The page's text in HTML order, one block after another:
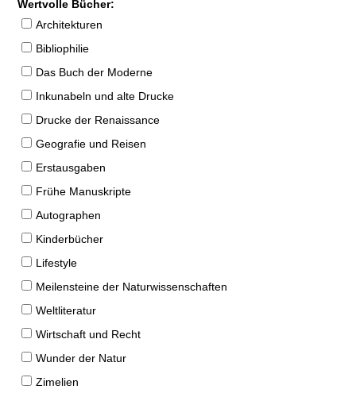
Wertvolle Bücher:
Architekturen
Bibliophilie
Das Buch der Moderne
Inkunabeln und alte Drucke
Drucke der Renaissance
Geografie und Reisen
Erstausgaben
Frühe Manuskripte
Autographen
Kinderbücher
Lifestyle
Meilensteine der Naturwissenschaften
Weltliteratur
Wirtschaft und Recht
Wunder der Natur
Zimelien